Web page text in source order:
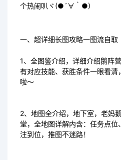
个热闹叭ヾ(●´∀｀●)
一、超详细长图攻略一图流自取
1、全图鉴介绍，详细介绍鹅阵
有对应技能、获胜条件一眼看
啦～
2、地图全介绍，地下室，老妈
堂，全地图详解内含：任务点
注到位，推图不迷路！